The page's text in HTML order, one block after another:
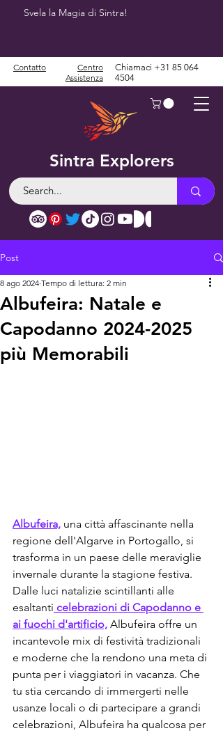
Svela la Magia di Sintra!
Sintra Explorers
Contatto
Centro
Assistenza
Chiamaci +31 85 064
4504
Post
Albufeira: Natale e
Capodanno 2024-2025
più Memorabili
8 ago 2024 Tempo di lettura: 2 min
Albufeira, una città affascinante nella
regione dell'Algarve in Portogallo, si
trasforma in un paese delle meraviglie
invernale durante la stagione festiva.
Dalle luci natalizie scintillanti alle
esaltanti celebrazioni di Capodanno e
ai fuochi d'artificio, Albufeira offre un
incantevole mix di festività tradizionali
e moderne che la rendono una meta di
punta per i viaggiatori in vacanza. Che
tu stia cercando di immergerti nelle
usanze locali o di partecipare a grandi
celebrazioni, Albufeira ha qualcosa per